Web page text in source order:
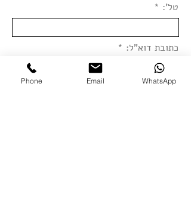
טל':
כתובת דוא"ל:
הודעתך:
Phone Email WhatsApp